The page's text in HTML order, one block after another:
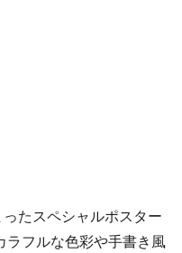
たスペシャルポスター
ラフルな色彩や手書き風